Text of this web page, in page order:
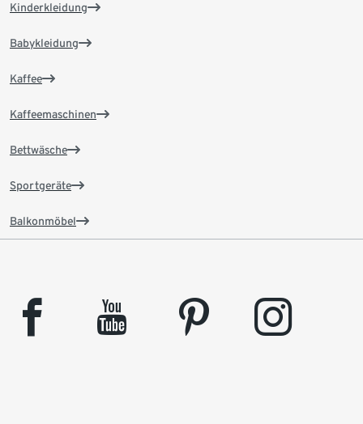
Kinderkleidung
Babykleidung
Kaffee
Kaffeemaschinen
Bettwäsche
Sportgeräte
Balkonmöbel
facebook youtube pinterest instagram